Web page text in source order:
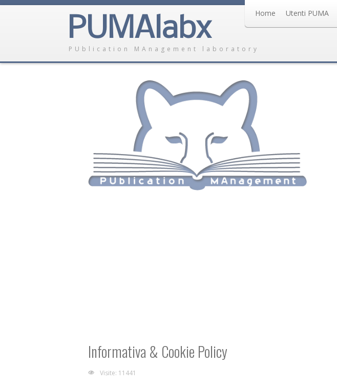
PUMAlabx
PUblication MAnagement laboratory
Home Utenti PUMA
Informativa & Cookie Policy
Visite: 11441